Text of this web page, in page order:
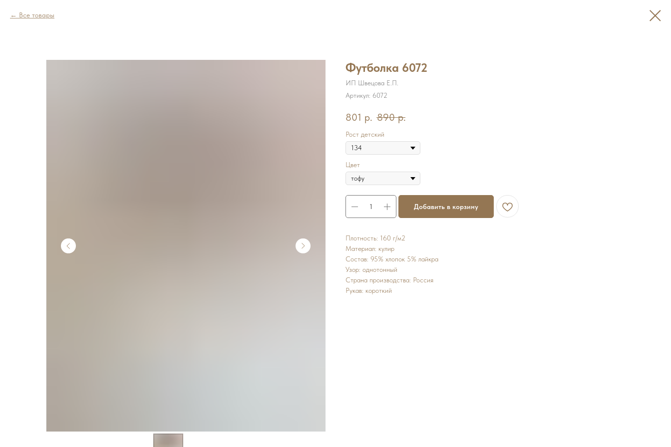
Все товары
Футболка 6072
ИП Швецова Е.П.
Артикул: 6072
801 р. 890 р.
Рост детский
Цвет
Добавить в корзину
Плотность: 160 г/м2
Материал: кулир
Состав: 95% хлопок 5% лайкра
Узор: однотонный
Страна производства: Россия
Рукав: короткий